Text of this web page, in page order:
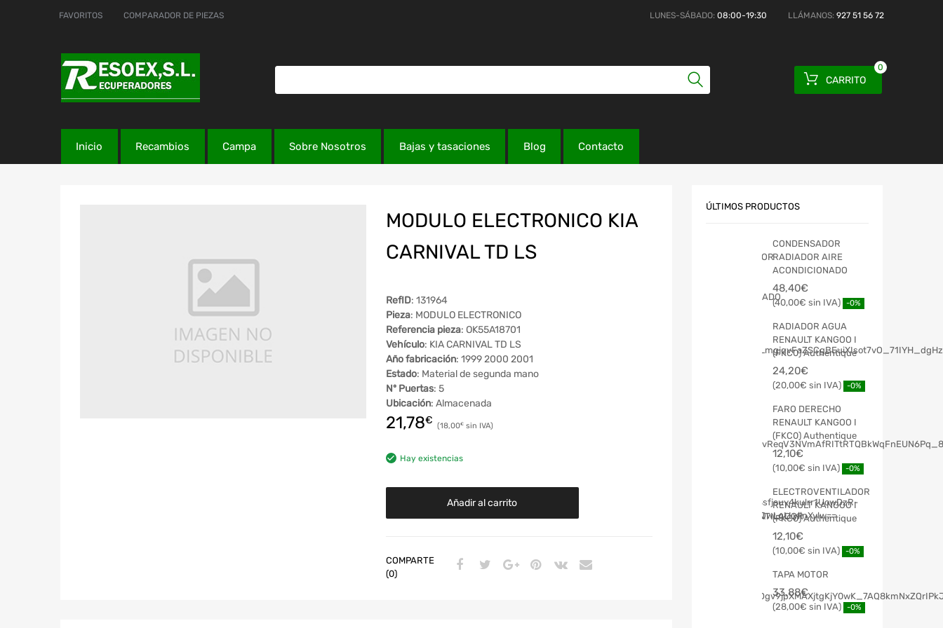
FAVORITOS COMPARADOR DE PIEZAS LUNES-SÁBADO: 08:00-19:30 LLÁMANOS: 927 51 56 72
CARRITO
0
Inicio Recambios Campa Sobre Nosotros Bajas y tasaciones Blog Contacto
MODULO ELECTRONICO KIA
CARNIVAL TD LS
RefID: 131964
Pieza: MODULO ELECTRONICO
Referencia pieza: OK55A18701
Vehículo: KIA CARNIVAL TD LS
Año fabricación: 1999 2000 2001
Estado: Material de segunda mano
Nº Puertas: 5
Ubicación: Almacenada
21,78€ 18,00€
Hay existencias
Añadir al carrito
COMPARTE
(0)
ÚLTIMOS PRODUCTOS
CONDENSADOR
RADIADOR AIRE
ACONDICIONADO
48,40€
40,00€ -0%
RADIADOR AGUA
RENAULT KANGOO I
(FKC0) Authentique
24,20€
20,00€ -0%
FARO DERECHO
RENAULT KANGOO I
(FKC0) Authentique
12,10€
10,00€ -0%
ELECTROVENTILADOR
RENAULT KANGOO I
(FKC0) Authentique
12,10€
10,00€ -0%
TAPA MOTOR
33,88€
28,00€ -0%